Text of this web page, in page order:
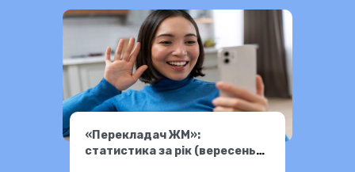
«Перекладач ЖМ»:
статистика за рік (вересень